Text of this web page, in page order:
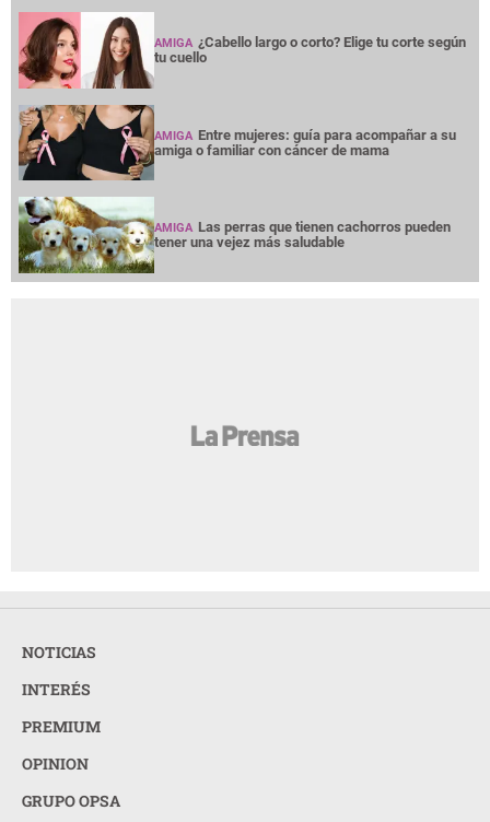
AMIGA ¿Cabello largo o corto? Elige tu corte según
tu cuello
AMIGA Entre mujeres: guía para acompañar a su
amiga o familiar con cáncer de mama
AMIGA Las perras que tienen cachorros pueden
tener una vejez más saludable
NOTICIAS
INTERÉS
PREMIUM
OPINION
GRUPO OPSA